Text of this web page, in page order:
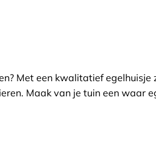
Met een kwalitatief egelhuisje
Maak van je tuin een waar